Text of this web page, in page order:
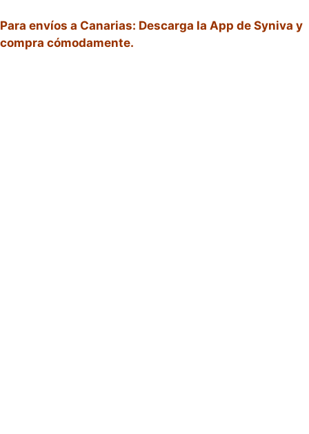
Para envíos a Canarias: Descarga la App de Syniva y
compra cómodamente.